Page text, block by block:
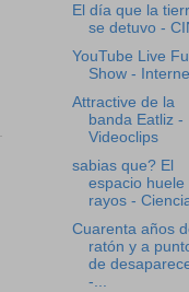
El día que la
se detuvo -
YouTube Live
Show -
Attractive de la
banda Eatliz -
Videoclips
sabias que? El
espacio huele
rayos -
Cuarenta años
ratón y a
de
-...